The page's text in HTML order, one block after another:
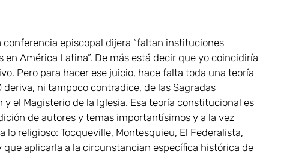
conferencia episcopal dijera “faltan instituciones
en América Latina”. De más está decir que yo coincidiría
Pero para hacer ese juicio, hace falta toda una teoría
ni tampoco contradice, de las Sagradas
y el Magisterio de la Iglesia. Esa teoría constitucional es
de autores y temas importantísimos y a la vez
lo religioso: Tocqueville, Montesquieu, El Federalista,
que aplicarla a la circunstancian específica histórica de